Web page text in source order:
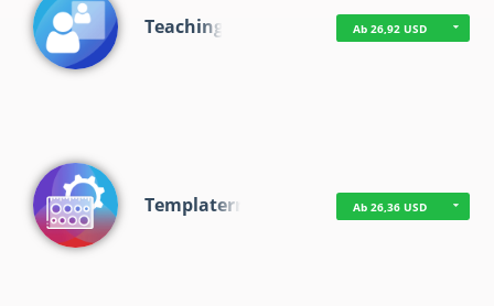
Teaching Ab 26,92 USD
Templaterr Ab 26,36 USD